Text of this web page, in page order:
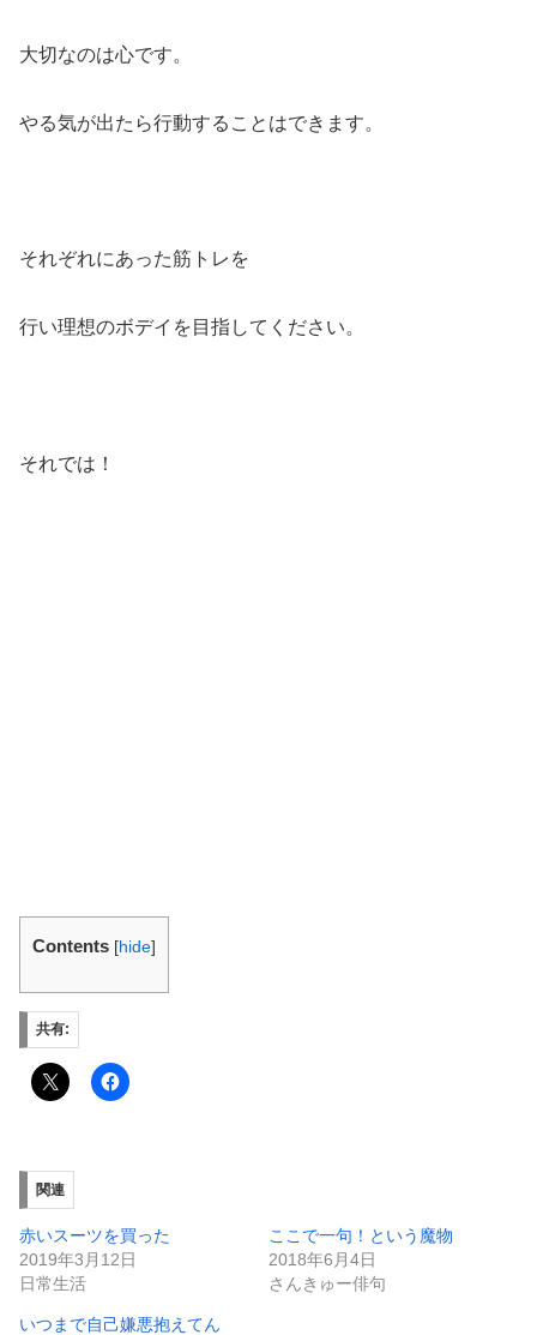
大切なのは心です。
やる気が出たら行動することはできます。
それぞれにあった筋トレを
行い理想のボデイを目指してください。
それでは！
Contents [hide]
共有:
関連
赤いスーツを買った
2019年3月12日
日常生活
ここで一句！という魔物
2018年6月4日
さんきゅー俳句
いつまで自己嫌悪抱えてん